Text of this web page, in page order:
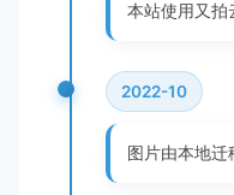
本站使用又拍
2022-10
图片由本地迁